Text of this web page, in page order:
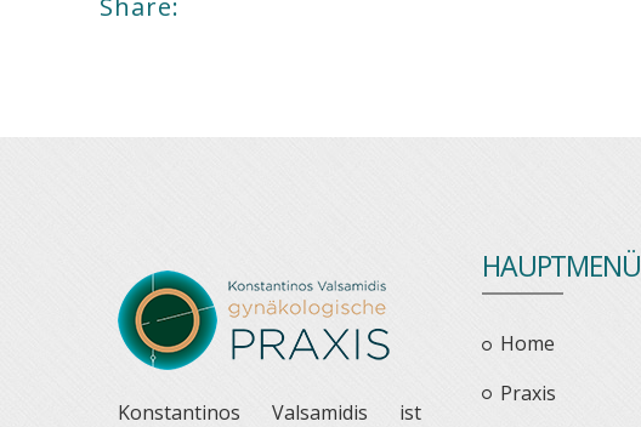
Share:
Konstantinos Valsamidis ist
HAUPTMENÜ
Home
Praxis